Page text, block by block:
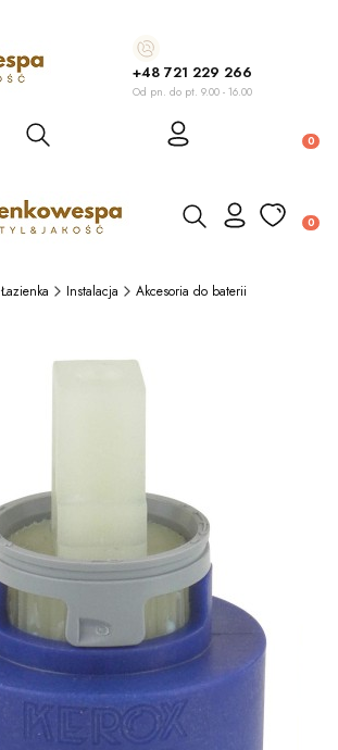
+48 721 229 266
Od pn. do pt. 9.00 - 16.00
Otwórz wyszukiwarkę
Otwórz wyszukiwarkę
Łazienka Instalacja Akcesoria do baterii